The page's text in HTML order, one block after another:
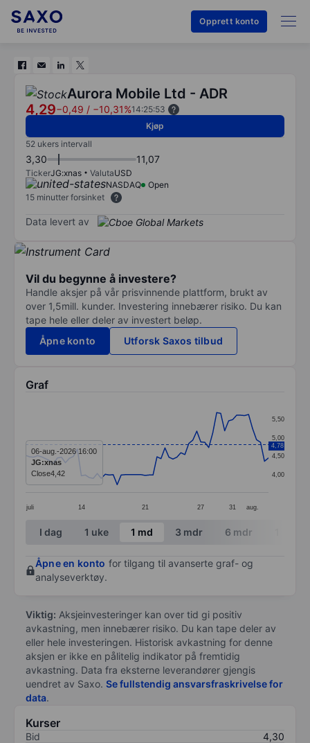
Opprett konto
Aurora Mobile Ltd - ADR
4,29−0,49 / −10,31%14:25:53
Kjøp
52 ukers intervall
3,30 11,07
TickerJG:xnas ValutaUSD
NASDAQ
Open
15 minutter forsinket
Data levert av
Vil du begynne å investere?
Handle aksjer på vår prisvinnende plattform, brukt av
over 1,5mill. kunder. Investering innebærer risiko. Du kan
tape hele eller deler av investert beløp.
Åpne konto
Utforsk Saxos tilbud
Graf
The chart has 1 X axis displaying categories.
The chart has 1 Y axis displaying values. Data
juli 14 21 27 31 aug.
4,00
4,50
5,00
5,50
4,78
06-aug.-2026 16:00
JG:xnas
Close4,42
End of interactive chart.
I dag 1 uke 1 md 3 mdr 6 mdr
Åpne en konto for tilgang til avanserte graf- og
analyseverktøy.
Viktig: Aksjeinvesteringer kan over tid gi positiv
avkastning, men innebærer risiko. Du kan tape deler av
eller hele investeringen. Historisk avkastning for denne
aksjen er ikke en pålitelig indikator på fremtidig
avkastning. Data fra eksterne leverandører gjengis
uendret av Saxo. Se fullstendig ansvarsfraskrivelse for
data.
Kurser
Bid
4,30